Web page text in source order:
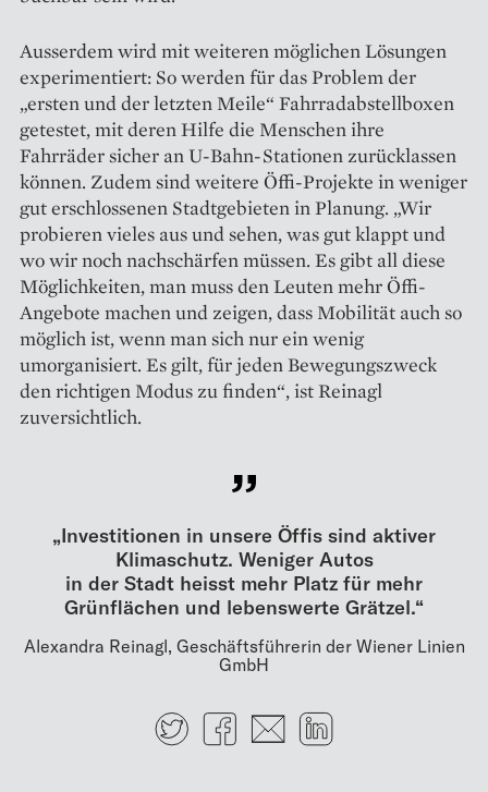
Ausserdem wird mit weiteren möglichen Lösungen
experimentiert: So werden für das Problem der
„ersten und der letzten Meile“ Fahrrad­abstellboxen
getestet, mit deren Hilfe die Menschen ihre
Fahrräder sicher an U-Bahn-Stationen zurücklassen
können. Zudem sind weitere Öffi-Projekte in weniger
gut erschlossenen Stadtgebieten in Planung. „Wir
probieren vieles aus und sehen, was gut klappt und
wo wir noch nachschärfen müssen. Es gibt all diese
Möglich­keiten, man muss den Leuten mehr Öffi-
Angebote machen und zeigen, dass Mobilität auch so
möglich ist, wenn man sich nur ein wenig
umorganisiert. Es gilt, für jeden Bewegungszweck
den richtigen Modus zu finden“, ist Reinagl
zuversichtlich.
„Investitionen in unsere Öffis sind aktiver
Klimaschutz. Weniger Autos
in der Stadt heisst mehr Platz für mehr
Grünflächen und lebenswerte Grätzel.“
Alexandra Reinagl, Geschäftsführerin der Wiener Linien
GmbH
TwitterFacebook
E-mail